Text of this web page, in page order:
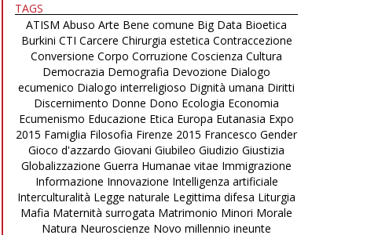
TAGS
ATISM Abuso Arte Bene comune Big Data Bioetica
Burkini CTI Carcere Chirurgia estetica Contraccezione
Conversione Corpo Corruzione Coscienza Cultura
Democrazia Demografia Devozione Dialogo
ecumenico Dialogo interreligioso Dignità umana Diritti
Discernimento Donne Dono Ecologia Economia
Ecumenismo Educazione Etica Europa Eutanasia Expo
2015 Famiglia Filosofia Firenze 2015 Francesco Gender
Gioco d'azzardo Giovani Giubileo Giudizio Giustizia
Globalizzazione Guerra Humanae vitae Immigrazione
Informazione Innovazione Intelligenza artificiale
Interculturalità Legge naturale Legittima difesa Liturgia
Mafia Maternità surrogata Matrimonio Minori Morale
Natura Neuroscienze Novo millennio ineunte